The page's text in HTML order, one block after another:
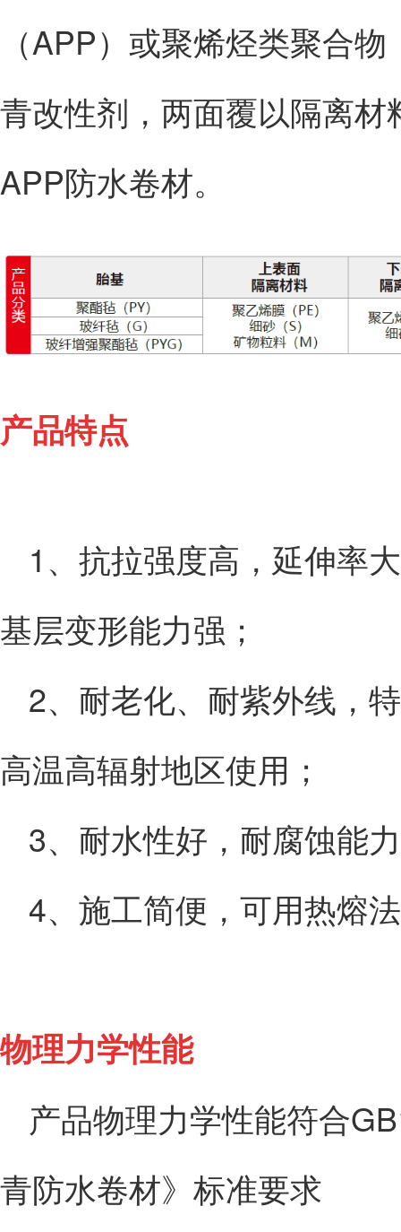
（APP）或聚烯烃类聚合
青改性剂，两面覆以隔离
APP防水卷材。
产品特点
1、抗拉强度高，延伸率
基层变形能力强；
2、耐老化、耐紫外线，
高温高辐射地区使用；
3、耐水性好，耐腐蚀能
4、施工简便，可用热熔
物理力学性能
产品物理力学性能符合
青防水卷材》标准要求